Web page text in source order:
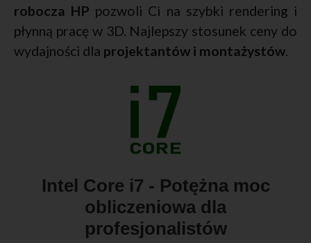
robocza HP pozwoli Ci na szybki rendering i
płynną pracę w 3D. Najlepszy stosunek ceny do
wydajności dla projektantów i montażystów.
Intel Core i7 - Potężna moc
obliczeniowa dla
profesjonalistów